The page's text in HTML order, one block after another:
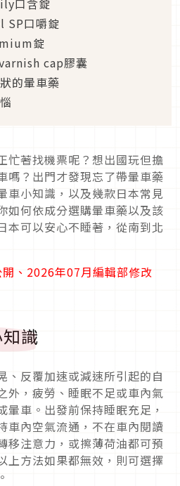
SP口嚼錠
錠
cap膠囊
的暈車藥
忙著找機票呢？想出國玩但擔
嗎？出門才發現忘了帶暈車藥
車小知識，以及幾款日本常見
如何依成分選購暈車藥以及該
本可以安心不睡著，從南到北
、2026年07月編輯部修改
識
、反覆加速或減速所引起的自
外，疲勞、睡眠不足或車內氣
暈車。出發前保持睡眠充足，
車內空氣流通，不在車內閱讀
移注意力，或擦薄荷油都可預
上方法如果都無效，則可選擇